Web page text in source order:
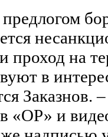
проход на
в
Заказнов.
«ОР» и